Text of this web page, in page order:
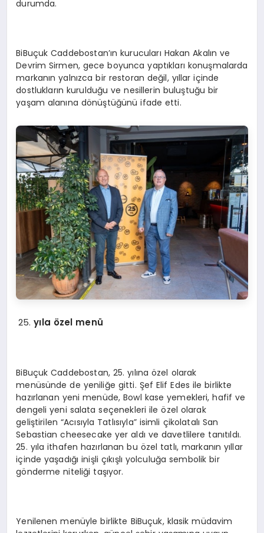
durumda.
BiBuçuk Caddebostan’ın kurucuları Hakan Akalın ve
Devrim Sirmen, gece boyunca yaptıkları konuşmalarda
markanın yalnızca bir restoran değil, yıllar içinde
dostlukların kurulduğu ve nesillerin buluştuğu bir
yaşam alanına dönüştüğünü ifade etti.
yıla özel menü
BiBuçuk Caddebostan, 25. yılına özel olarak
menüsünde de yeniliğe gitti. Şef Elif Edes ile birlikte
hazırlanan yeni menüde, Bowl kase yemekleri, hafif ve
dengeli yeni salata seçenekleri ile özel olarak
geliştirilen “Acısıyla Tatlısıyla” isimli çikolatalı San
Sebastian cheesecake yer aldı ve davetlilere tanıtıldı.
25. yıla ithafen hazırlanan bu özel tatlı, markanın yıllar
içinde yaşadığı inişli çıkışlı yolculuğa sembolik bir
gönderme niteliği taşıyor.
Yenilenen menüyle birlikte BiBuçuk, klasik müdavim